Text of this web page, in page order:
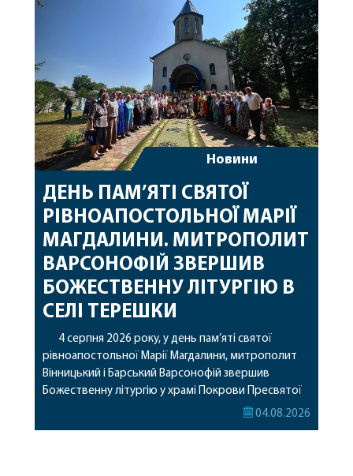
Новини
ДЕНЬ ПАМ’ЯТІ СВЯТОЇ
РІВНОАПОСТОЛЬНОЇ МАРІЇ
МАГДАЛИНИ. МИТРОПОЛИТ
ВАРСОНОФІЙ ЗВЕРШИВ
БОЖЕСТВЕННУ ЛІТУРГІЮ В
СЕЛІ ТЕРЕШКИ
4 серпня 2026 року, у день пам’яті святої
рівноапостольної Марії Магдалини, митрополит
Вінницький і Барський Варсонофій звершив
Божественну літургію у храмі Покрови Пресвятої
Богородиці села Терешки Барського благочиння.
04.08.2026